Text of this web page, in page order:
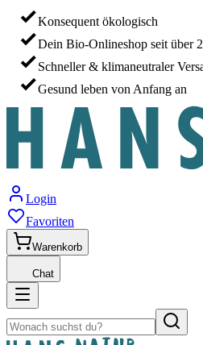
Konsequent ökologisch
Dein Bio-Onlineshop seit über
Schneller & klimaneutraler
Gesund leben von Anfang an
Login
Favoriten
Warenkorb
Chat